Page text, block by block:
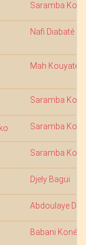
Saramba
Nafi Diabaté
Mah Kouyaté
Saramba
Saramba
Saramba
Djely Bagui
Abdoulaye
Babani Koné